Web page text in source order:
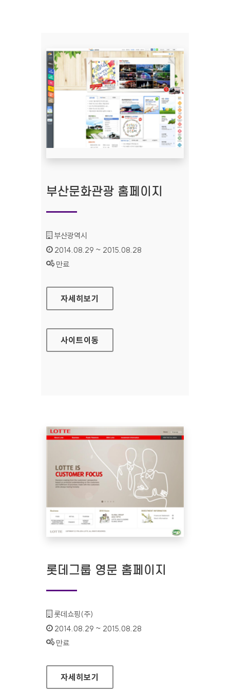
부산문화관광 홈페이지
기관명 :
부산광역시
인증기간 :
2014.08.29 ~ 2015.08.28
상태 :
만료
부산문화관광 홈페이지
자세히보기
사이트이동
롯데그룹 영문 홈페이지
기관명 :
롯데쇼핑(주)
인증기간 :
2014.08.29 ~ 2015.08.28
상태 :
만료
롯데그룹 영문 홈페이지
자세히보기